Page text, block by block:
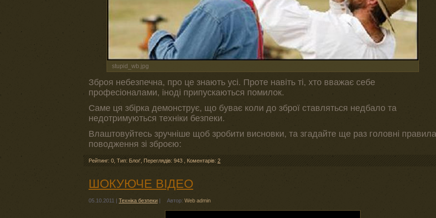
stupid_wb.jpg
Зброя небезпечна, про це знають усі. Проте навіть ті, хто вважає себе
професіоналами, іноді припускаються помилок.
Саме ця збірка демонструє, що буває коли до зброї ставляться недбало та
недотримуються техніки безпеки.
Влаштовуйтесь зручніше щоб зробити висновки, та згадайте ще раз головні правила
поводження зі зброєю:
Рейтинг: 0 Тип: Блоґ Переглядів: 943 Коментарів: 2
ШОКУЮЧЕ ВІДЕО
05.10.2011 | Техніка безпеки | Автор: Web admin